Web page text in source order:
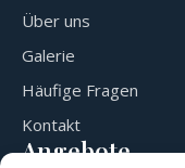
Über uns
Galerie
Häufige Fragen
Kontakt
Angebote